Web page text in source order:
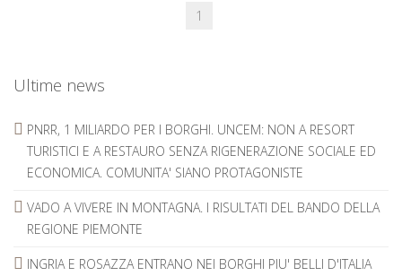
1
Ultime news
PNRR, 1 MILIARDO PER I BORGHI. UNCEM: NON A RESORT
TURISTICI E A RESTAURO SENZA RIGENERAZIONE SOCIALE ED
ECONOMICA. COMUNITA' SIANO PROTAGONISTE
VADO A VIVERE IN MONTAGNA. I RISULTATI DEL BANDO DELLA
REGIONE PIEMONTE
INGRIA E ROSAZZA ENTRANO NEI BORGHI PIU' BELLI D'ITALIA